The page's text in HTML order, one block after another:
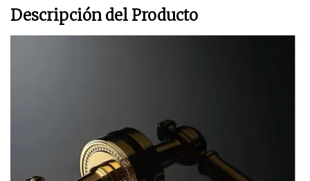
Descripción del Producto